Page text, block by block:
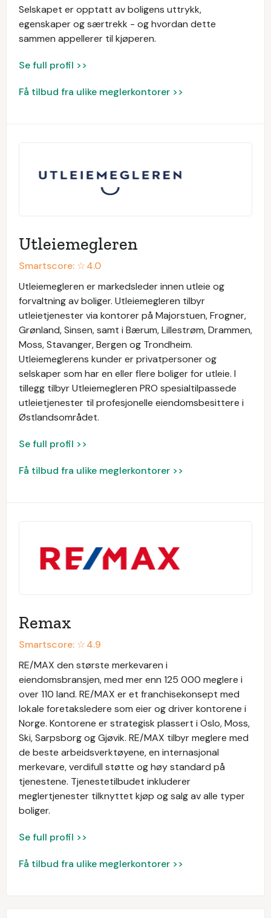
Selskapet er opptatt av boligens uttrykk,
egenskaper og særtrekk - og hvordan dette
sammen appellerer til kjøperen.
Se full profil >>
Få tilbud fra ulike meglerkontorer >>
Utleiemegleren
Smartscore: ☆4.0
Utleiemegleren er markedsleder innen utleie og
forvaltning av boliger. Utleiemegleren tilbyr
utleietjenester via kontorer på Majorstuen, Frogner,
Grønland, Sinsen, samt i Bærum, Lillestrøm, Drammen,
Moss, Stavanger, Bergen og Trondheim.
Utleiemeglerens kunder er privatpersoner og
selskaper som har en eller flere boliger for utleie. I
tillegg tilbyr Utleiemegleren PRO spesialtilpassede
utleietjenester til profesjonelle eiendomsbesittere i
Østlandsområdet.
Se full profil >>
Få tilbud fra ulike meglerkontorer >>
Remax
Smartscore: ☆4.9
RE/MAX den største merkevaren i
eiendomsbransjen, med mer enn 125 000 meglere i
over 110 land. RE/MAX er et franchisekonsept med
lokale foretaksledere som eier og driver kontorene i
Norge. Kontorene er strategisk plassert i Oslo, Moss,
Ski, Sarpsborg og Gjøvik. RE/MAX tilbyr meglere med
de beste arbeidsverktøyene, en internasjonal
merkevare, verdifull støtte og høy standard på
tjenestene. Tjenestetilbudet inkluderer
meglertjenester tilknyttet kjøp og salg av alle typer
boliger.
Se full profil >>
Få tilbud fra ulike meglerkontorer >>